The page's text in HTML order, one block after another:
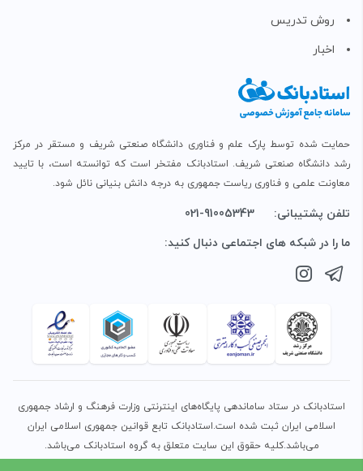
روش تدریس
اخبار
حمایت شده توسط پارک علم و فناوری دانشگاه صنعتی شریف و مستقر در مرکز
رشد دانشگاه صنعتی شریف. استادبانک مفتخر است که توانسته است، با تایید
معاونت علمی و فناوری ریاست جمهوری به درجه دانش بنیانی نائل شود.
تلفن پشتیبانی:
021-91005343
ما را در شبکه های اجتماعی دنبال کنید:
استادبانک در ستاد ساماندهی پایگاه‌های اینترنتی وزارت فرهنگ و ارشاد جمهوری
اسلامی ایران ثبت شده است.استادبانک تابع قوانین جمهوری اسلامی ایران
می‌باشد.کلیه حقوق این سایت متعلق به گروه استادبانک می‌باشد.